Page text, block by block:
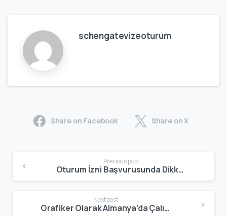
schengatevizeoturum
Share on Facebook Share on X
Previous post
Oturum İzni Başvurusunda Dikkat Edilmesi Gerekenler | Eksiksiz Evrak ve Başvuru Rehberi
Next post
Grafiker Olarak Almanya’da Çalışma | Freelance, Blue Card ve Oturum Rehberi